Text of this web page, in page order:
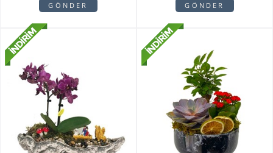
GÖNDER GÖNDER